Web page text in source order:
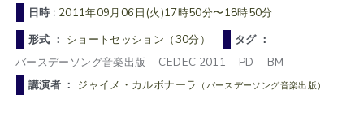
日時 : 2011年09月06日(火)17時50分〜18時50分
形式 ： ショートセッション（30分）
タグ ：
バースデーソング音楽出版
CEDEC 2011 PD
BM
講演者 ： ジャイメ・カルボナーラ （バースデーソング音楽出版）